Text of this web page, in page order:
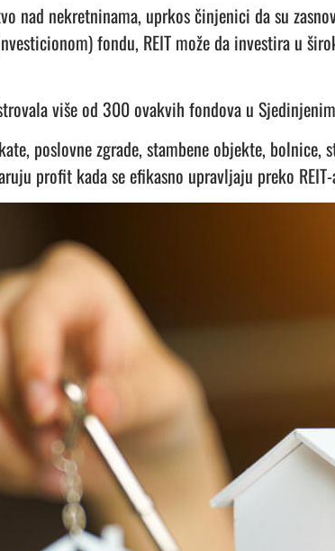
nad nekretninama, uprkos činjenici da su
fondu, REIT može da investira u
više od 300 ovakvih fondova u
poslovne zgrade, stambene objekte,
profit kada se efikasno upravljaju preko